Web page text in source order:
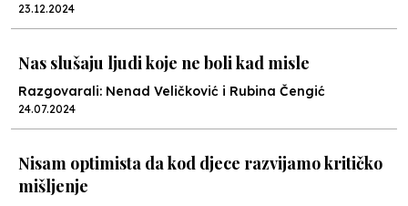
23.12.2024
Nas slušaju ljudi koje ne boli kad misle
Razgovarali: Nenad Veličković i Rubina Čengić
24.07.2024
Nisam optimista da kod djece razvijamo kritičko
mišljenje